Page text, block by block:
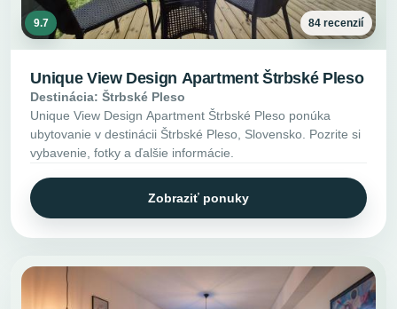
9.7 84 recenzií
Unique View Design Apartment Štrbské Pleso
Destinácia: Štrbské Pleso
Unique View Design Apartment Štrbské Pleso ponúka
ubytovanie v destinácii Štrbské Pleso, Slovensko. Pozrite si
vybavenie, fotky a ďalšie informácie.
Zobraziť ponuky